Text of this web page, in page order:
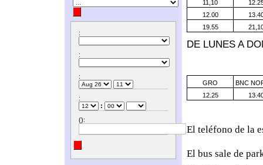
:
:
:
:
:
():
11,10
12.00
19.55
DE LUNES A
GRO
BNC
12.25
El teléfono de la
El bus sale de